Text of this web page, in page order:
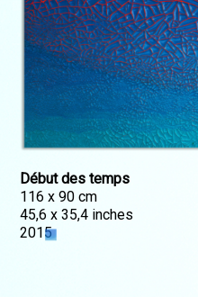
Galerie
Photomontages
Contact
Téléchargements
Début des temps
116 x 90 cm
45,6 x 35,4 inches
2015